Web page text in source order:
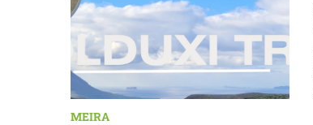
MEIRA